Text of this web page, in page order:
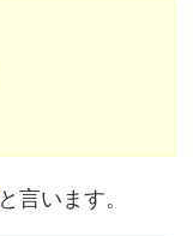
と言います。